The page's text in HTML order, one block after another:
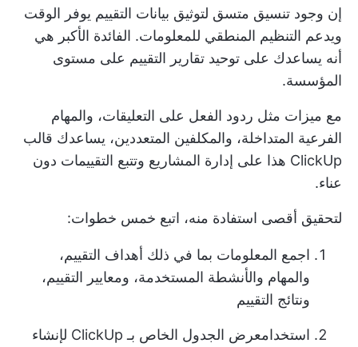
إن وجود تنسيق متسق لتوثيق بيانات التقييم يوفر الوقت
ويدعم التنظيم المنطقي للمعلومات. الفائدة الأكبر هي
أنه يساعدك على توحيد تقارير التقييم على مستوى
المؤسسة.
مع ميزات مثل ردود الفعل على التعليقات، والمهام
الفرعية المتداخلة، والمكلفين المتعددين، يساعدك قالب
ClickUp هذا على إدارة المشاريع وتتبع التقييمات دون
عناء.
لتحقيق أقصى استفادة منه، اتبع خمس خطوات:
اجمع المعلومات بما في ذلك أهداف التقييم،
والمهام والأنشطة المستخدمة، ومعايير التقييم،
ونتائج التقييم
استخدامعرض الجدول الخاص بـ ClickUp
لإنشاء